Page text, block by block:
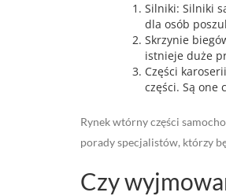
Silniki: Silniki
dla osób
Skrzynie
istnieje duże
Części
części. Są one
Rynek wtórny części
porady specjalistów, którzy
Czy